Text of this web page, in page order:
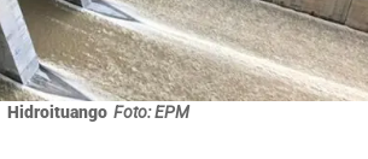
Hidroituango Foto: EPM